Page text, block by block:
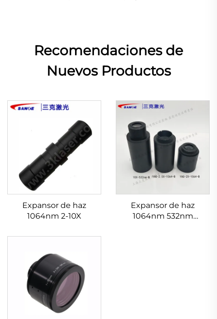
Recomendaciones de
Nuevos Productos
Expansor de haz
1064nm 2-10X
Expansor de haz
1064nm 532nm